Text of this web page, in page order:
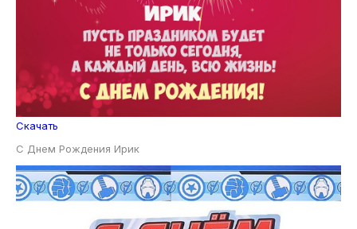
Скачать
С Днем Рождения Ирик